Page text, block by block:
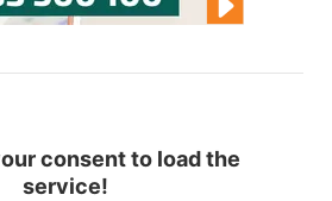
consent to load the
service!